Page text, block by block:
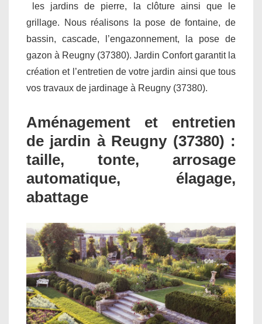
les jardins de pierre, la clôture ainsi que le
grillage. Nous réalisons la pose de fontaine, de
bassin, cascade, l’engazonnement, la pose de
gazon à Reugny (37380). Jardin Confort garantit la
création et l’entretien de votre jardin ainsi que tous
vos travaux de jardinage à Reugny (37380).
Aménagement et entretien
de jardin à Reugny (37380) :
taille, tonte, arrosage
automatique, élagage,
abattage